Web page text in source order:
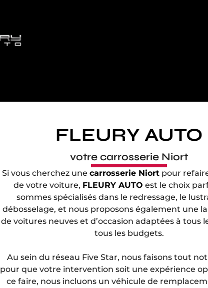
FLEURY AUTO
votre carrosserie Niort
Si vous cherchez une carrosserie Niortpour
de votre voiture, FLEURY AUTO est le choix
sommes spécialisés dans le redressage, le
débosselage, et nous proposons également une
de voitures neuves et d’occasion adaptées à tous
tous les budgets.
Au sein du réseau Five Star, nous faisons tout
pour que votre intervention soit une expérience
ce faire, nous incluons un véhicule de